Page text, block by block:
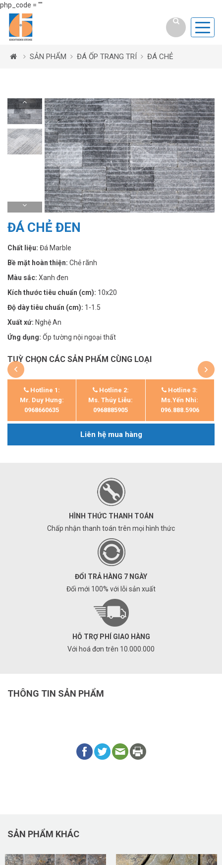
php_code = ""
SẢN PHẨM ĐÁ ỐP TRANG TRÍ ĐÁ CHẺ
ĐÁ CHẺ ĐEN
Chất liệu: Đá Marble
Bề mặt hoàn thiện: Chẻ rãnh
Màu sắc: Xanh đen
Kích thước tiêu chuẩn (cm): 10x20
Độ dày tiêu chuẩn (cm): 1-1.5
Xuất xứ: Nghệ An
Ứng dụng: Ốp tường nội ngoại thất
TUỲ CHỌN CÁC SẢN PHẨM CÙNG LOẠI
Hotline 1:
Mr. Duy Hưng:
0968660635
Hotline 2:
Ms. Thúy Liễu:
0968885905
Hotline 3:
Ms.Yến Nhi:
096.888.5906
Liên hệ mua hàng
HÌNH THỨC THANH TOÁN
Chấp nhận thanh toán trên mọi hình thức
ĐỔI TRẢ HÀNG 7 NGÀY
Đổi mới 100% với lỗi sản xuất
HỖ TRỢ PHÍ GIAO HÀNG
Với hoá đơn trên 10.000.000
THÔNG TIN SẢN PHẨM
SẢN PHẨM KHÁC